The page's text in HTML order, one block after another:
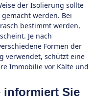
der Isolierung sollte
werden. Bei
bestimmt werden,
Je nach
Formen der
verwendet, schützt eine
Immobilie vor Kälte und
informiert Sie